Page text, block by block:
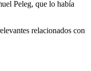
Peleg, que lo había
relacionados con